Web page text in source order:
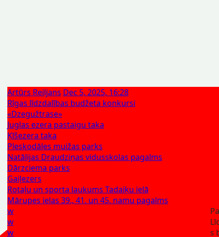
Artūrs Reiljans Dec 5, 2025, 16:28
Rīgas līdzdalības budžeta konkursi
«Dzegužtrase»
Juglas ezera pastaigu taka
Ķīšezera taka
Pleskodāles muižas parks
Natālijas Draudziņas vidusskolas pagalms
Dārzciema parks
Gaiļezers
Rotaļu un sporta laukums Tadaiķu ielā
Mārupes ielas 39., 41. un 45. namu pagalms
w
w
w
s